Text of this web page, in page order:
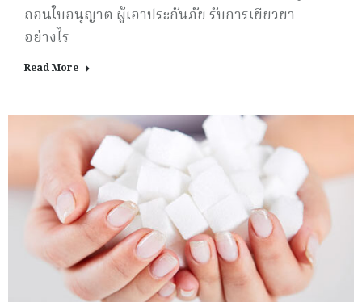
ถอนใบอนุญาต ผู้เอาประกันภัย รับการเยียวยา
อย่างไร
Read More